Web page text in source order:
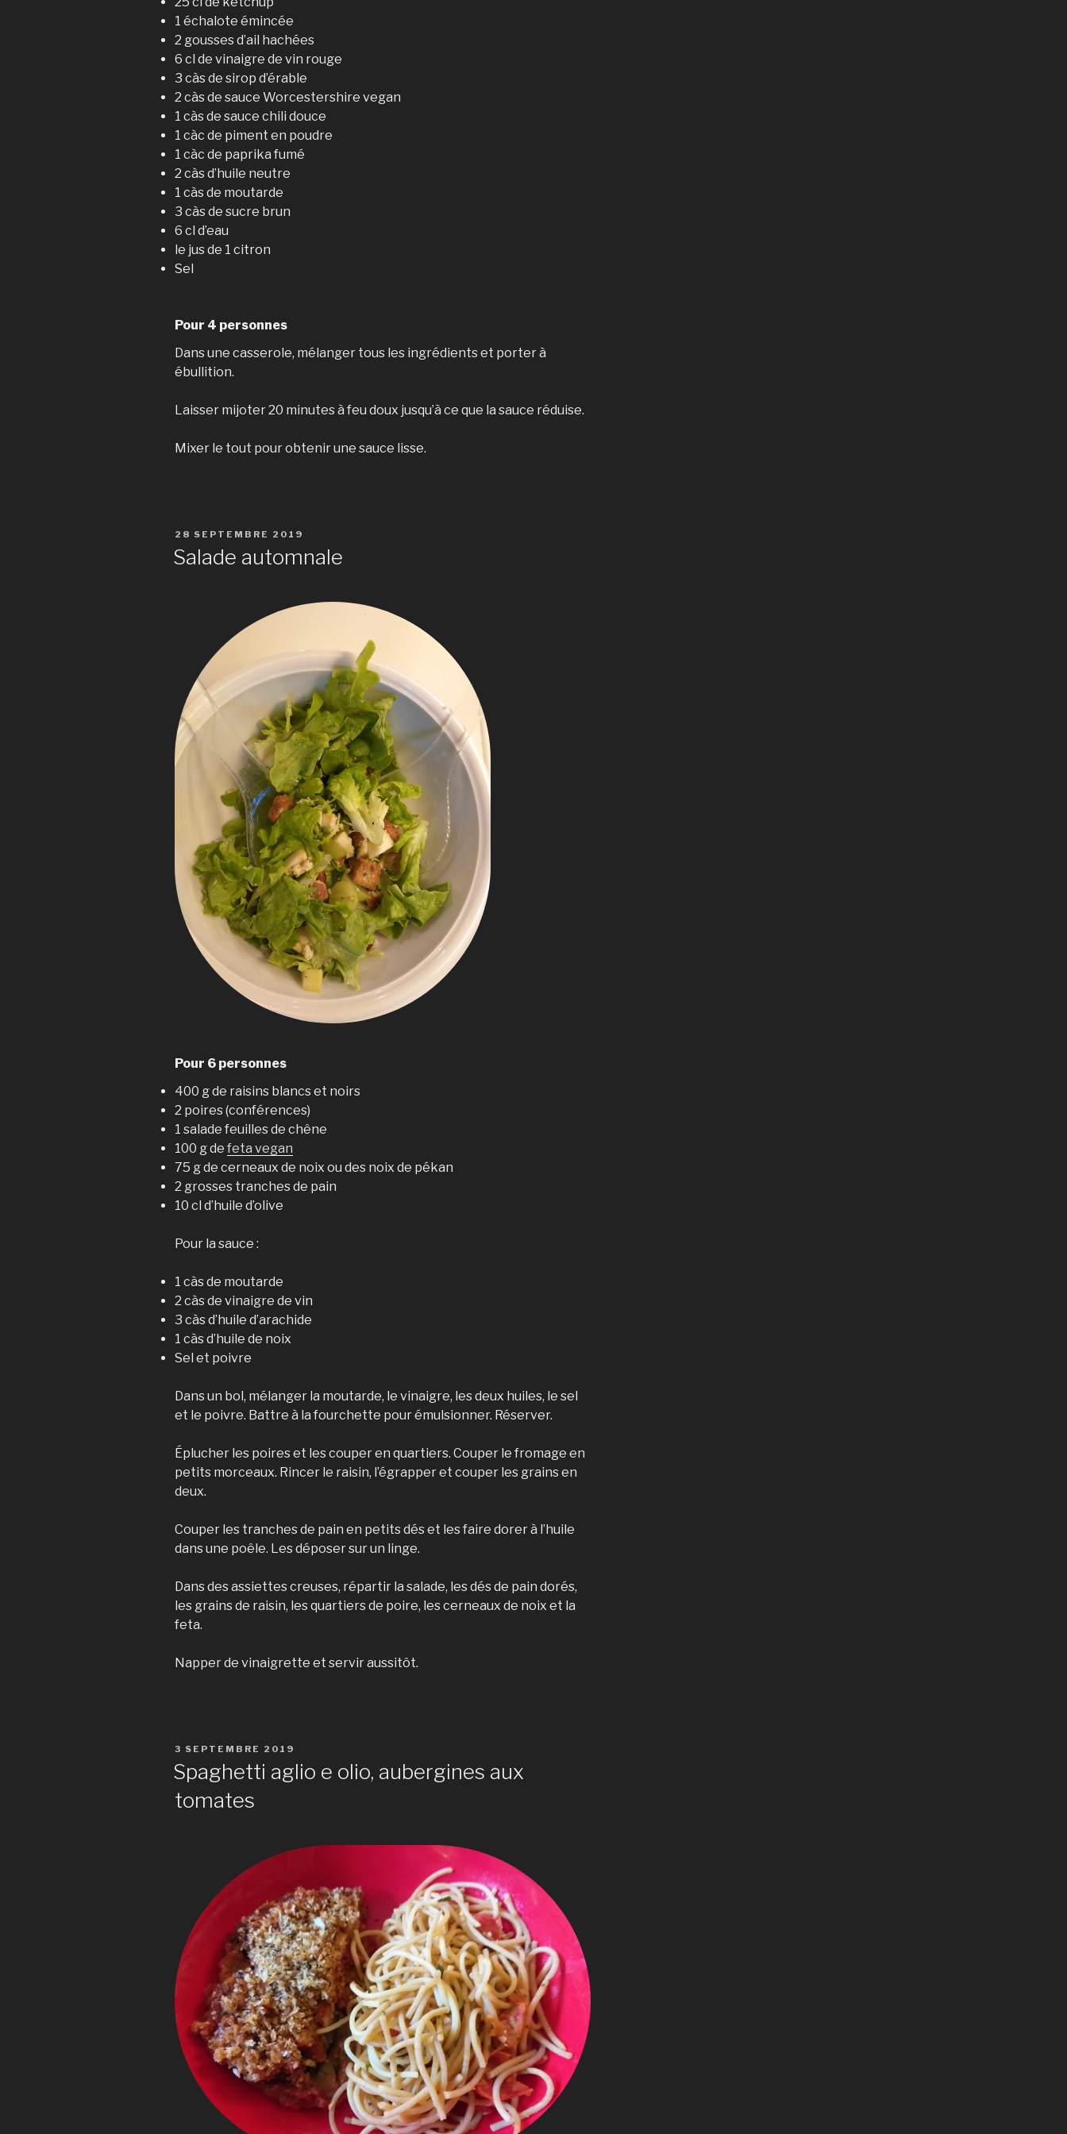
1 échalote émincée
2 gousses d’ail hachées
6 cl de vinaigre de vin rouge
3 càs de sirop d’érable
2 càs de sauce Worcestershire vegan
1 càs de sauce chili douce
1 càc de piment en poudre
1 càc de paprika fumé
2 càs d’huile neutre
1 càs de moutarde
3 càs de sucre brun
6 cl d’eau
le jus de 1 citron
Sel
Pour 4 personnes
Dans une casserole, mélanger tous les ingrédients et porter à
ébullition.
Laisser mijoter 20 minutes à feu doux jusqu’à ce que la sauce réduise.
Mixer le tout pour obtenir une sauce lisse.
PUBLIÉ
28 SEPTEMBRE 2019
Salade automnale
Pour 6 personnes
400 g de raisins blancs et noirs
2 poires (conférences)
1 salade feuilles de chêne
100 g de feta vegan
75 g de cerneaux de noix ou des noix de pékan
2 grosses tranches de pain
10 cl d’huile d’olive
Pour la sauce :
1 càs de moutarde
2 càs de vinaigre de vin
3 càs d’huile d’arachide
1 càs d’huile de noix
Sel et poivre
Dans un bol, mélanger la moutarde, le vinaigre, les deux huiles, le sel
et le poivre. Battre à la fourchette pour émulsionner. Réserver.
Éplucher les poires et les couper en quartiers. Couper le fromage en
petits morceaux. Rincer le raisin, l’égrapper et couper les grains en
deux.
Couper les tranches de pain en petits dés et les faire dorer à l’huile
dans une poêle. Les déposer sur un linge.
Dans des assiettes creuses, répartir la salade, les dés de pain dorés,
les grains de raisin, les quartiers de poire, les cerneaux de noix et la
feta.
Napper de vinaigrette et servir aussitôt.
PUBLIÉ
3 SEPTEMBRE 2019
Spaghetti aglio e olio, aubergines aux
tomates